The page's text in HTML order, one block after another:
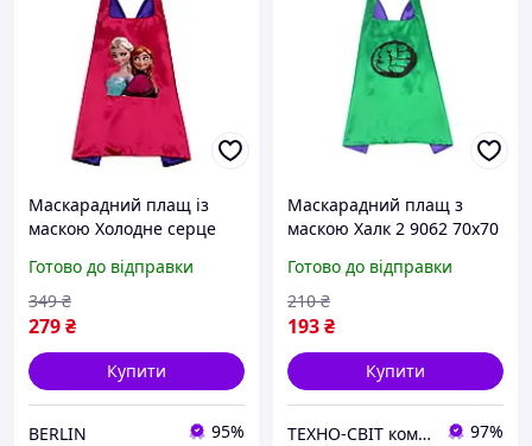
Маскарадний плащ із
маскою Холодне серце
Готово до відправки
279₴
349 ₴
Купити
BERLIN 95%
Маскарадний плащ з
маскою Халк 2 9062 70х70
Готово до відправки
193₴
210 ₴
Купити
ТЕХНО-СВІТ компьютерна техніка, мобільні аксесуари, електронна техніка та багато іншого. 97%